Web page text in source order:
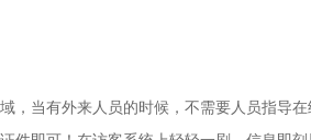
，当有外来人员的时候，不需要人员指导